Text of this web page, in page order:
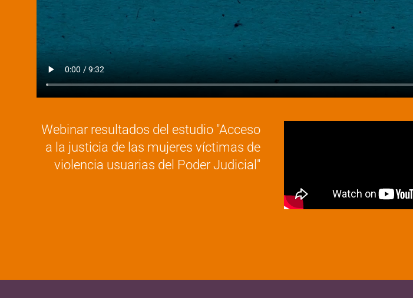
Webinar resultados del estudio "Acceso
a la justicia de las mujeres víctimas de
violencia usuarias del Poder Judicial"